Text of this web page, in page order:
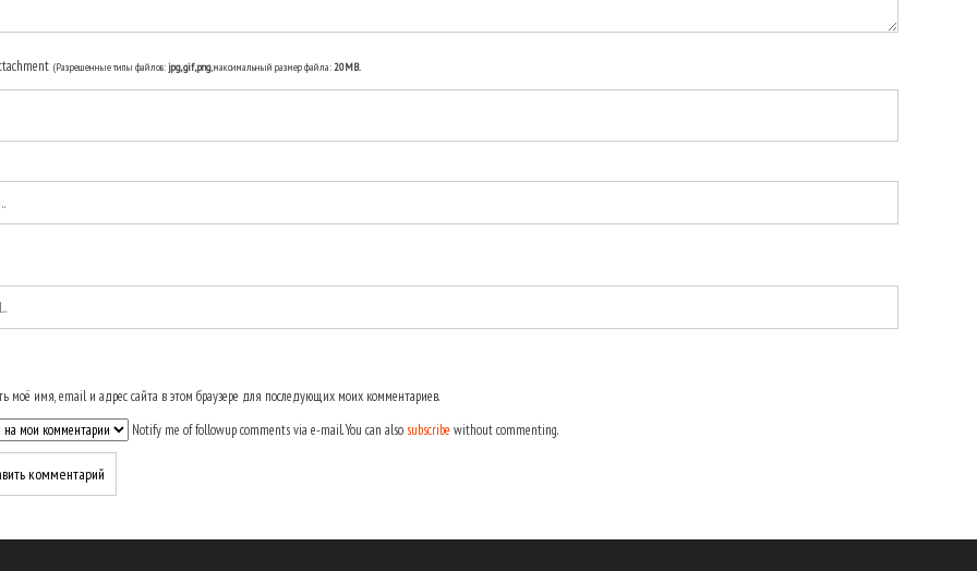
(Разрешенные типы файлов:jpg, gif, png, максимальный размер файла:20MB.
моё имя, email и адрес сайта в этом браузере для последующих моих комментариев.
Notify me of followup comments via e-mail. You can also subscribe without commenting.